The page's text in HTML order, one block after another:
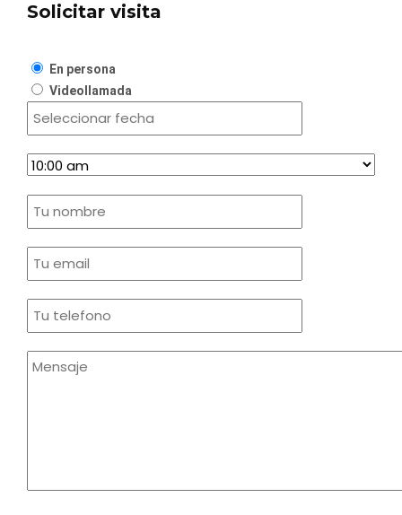
Solicitar visita
En persona
Videollamada